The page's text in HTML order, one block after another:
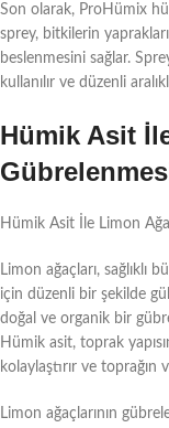
Son olarak, ProHümix
sprey, bitkilerin
beslenmesini sağlar.
kullanılır ve düzenli
Hümik Asit
Hümik Asit İle Limon
Limon ağaçları, sağlıklı
için düzenli bir şekilde
doğal ve organik bir
Hümik asit, toprak
kolaylaştırır ve toprağın
Limon ağaçlarının